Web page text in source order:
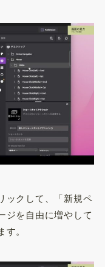
ックして、「新規ペ
ジを自由に増やして
。